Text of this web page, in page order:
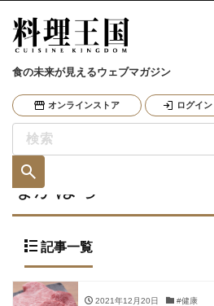
食の未来が見えるウェブマガジン
オンラインストア ログイン
なかはら
記事一覧
2021年12月20日 #健康